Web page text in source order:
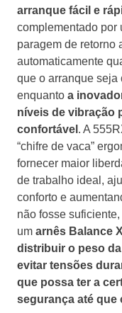
arranque fácil e
complementado por
paragem de retorno
automaticamente
que o arranque seja
enquanto a
níveis de vibração
confortável . A
“chifre de vaca”
fornecer maior
de trabalho ideal,
conforto e
não fosse
um arnês Balance
distribuir o peso
evitar tensões
que possa ter a
segurança até